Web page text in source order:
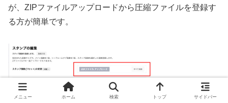
が、ZIPファイルアップロードから圧縮ファイルを登録す
る方が簡単です。
メニュー ホーム 検索 トップ サイドバー